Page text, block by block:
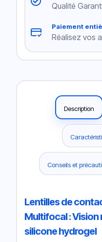
Qualité
Paiement
Réalisez vos
Description
Conseils et
Lentilles de
Multifocal :
silicone hydrogel